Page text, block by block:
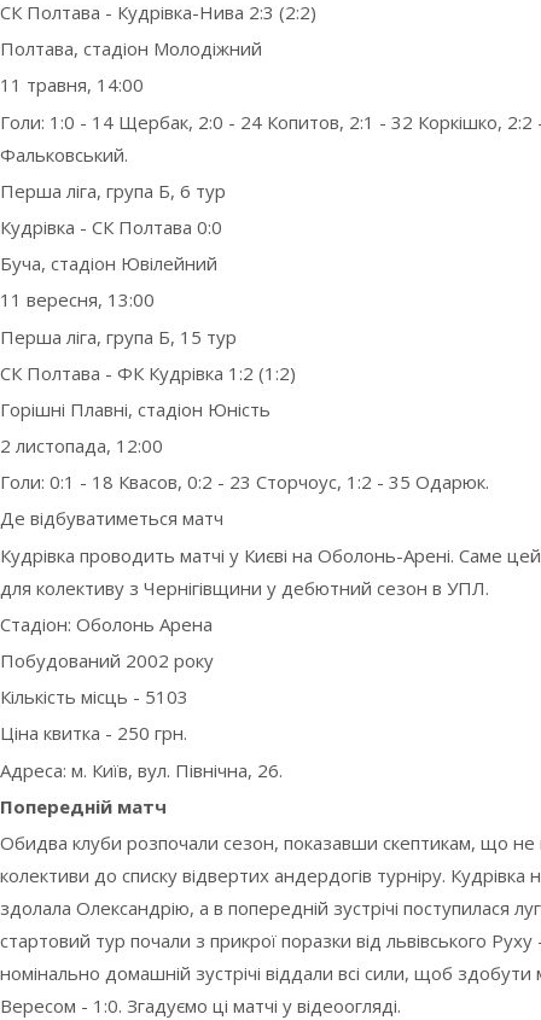
СК Полтава - Кудрівка-Нива 2:3 (2:2)
Полтава, стадіон Молодіжний
11 травня, 14:00
Голи: 1:0 - 14 Щербак, 2:0 - 24 Копитов, 2:1 - 32 Коркішко,
Фальковський.
Перша ліга, група Б, 6 тур
Кудрівка - СК Полтава 0:0
Буча, стадіон Ювілейний
11 вересня, 13:00
Перша ліга, група Б, 15 тур
СК Полтава - ФК Кудрівка 1:2 (1:2)
Горішні Плавні, стадіон Юність
2 листопада, 12:00
Голи: 0:1 - 18 Квасов, 0:2 - 23 Сторчоус, 1:2 - 35 Одарюк.
Де відбуватиметься матч
Кудрівка проводить матчі у Києві на Оболонь-Арені. Саме
для колективу з Чернігівщини у дебютний сезон в УПЛ.
Стадіон: Оболонь Арена
Побудований 2002 року
Кількість місць - 5103
Ціна квитка - 250 грн.
Адреса: м. Київ, вул. Північна, 26.
Попередній матч
Обидва клуби розпочали сезон, показавши скептикам, що не
колективи до списку відвертих андердогів турніру. Кудрівка
здолала Олександрію, а в попередній зустрічі поступилася
стартовий тур почали з прикрої поразки від львівського
номінально домашній зустрічі віддали всі сили, щоб
Вересом - 1:0. Згадуємо ці матчі у відеоогляді.